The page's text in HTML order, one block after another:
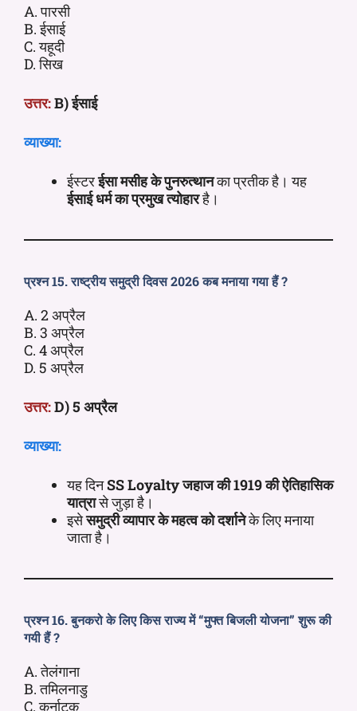
A. पारसी
B. ईसाई
C. यहूदी
D. सिख
उत्तर:B) ईसाई
व्याख्या:
ईस्टरईसा मसीह के पुनरुत्थानका प्रतीक है। यह
ईसाई धर्म का प्रमुख त्योहारहै।
प्रश्न 15. राष्ट्रीय समुद्री दिवस 2026 कब मनाया गया हैं ?
A. 2 अप्रैल
B. 3 अप्रैल
C. 4 अप्रैल
D. 5 अप्रैल
उत्तर:D) 5 अप्रैल
व्याख्या:
यह दिनSS Loyalty जहाज की 1919 की ऐतिहासिक
यात्रासे जुड़ा है।
इसेसमुद्री व्यापार के महत्व को दर्शानेके लिए मनाया
जाता है।
प्रश्न 16. बुनकरो के लिए किस राज्य में “मुफ्त बिजली योजना” शुरू की
गयी हैं ?
A. तेलंगाना
B. तमिलनाडु
C. कर्नाटक